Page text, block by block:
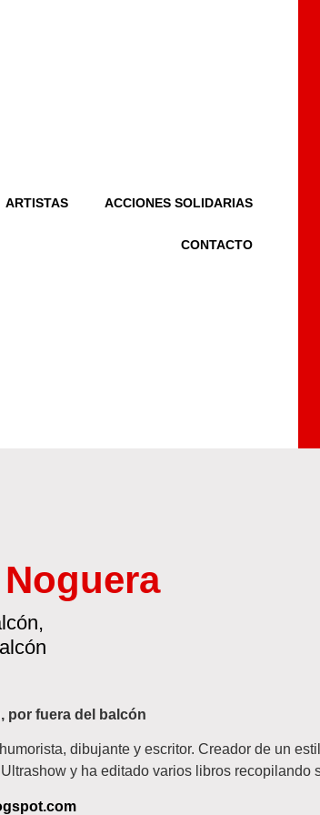
ARTISTAS ACCIONES SOLIDARIAS
CONTACTO
por fuera del balcón
dibujante y escritor. Creador de un
y ha editado varios libros recopilando